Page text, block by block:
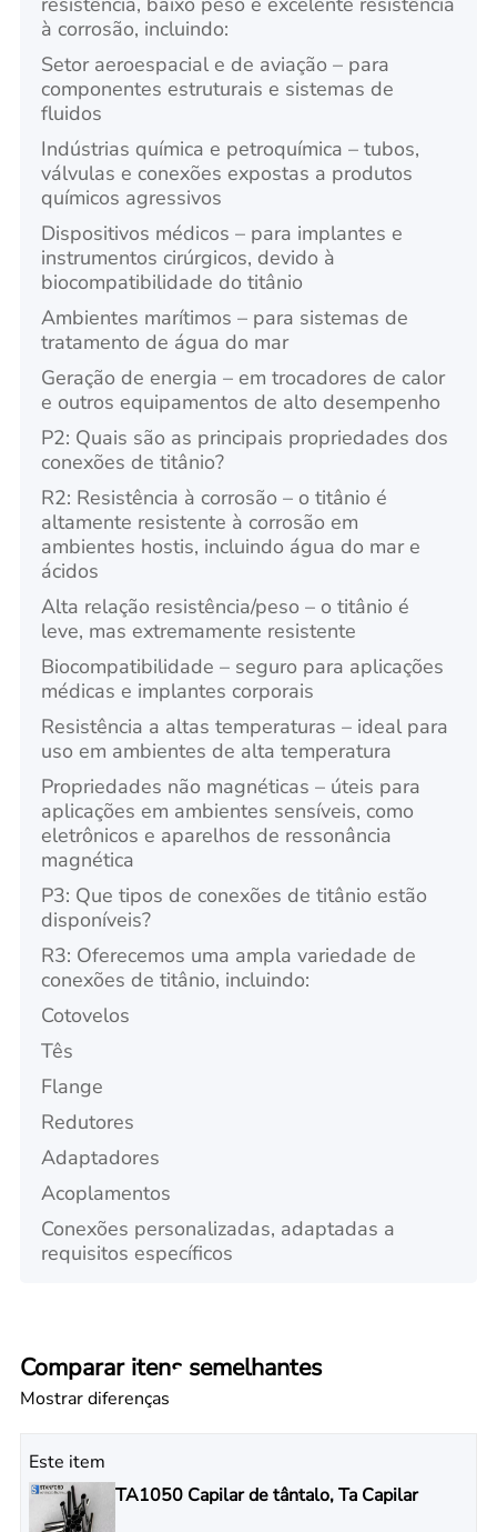
à corrosão, incluindo:
Setor aeroespacial e de aviação – para
componentes estruturais e sistemas de
fluidos
Indústrias química e petroquímica – tubos,
válvulas e conexões expostas a produtos
químicos agressivos
Dispositivos médicos – para implantes e
instrumentos cirúrgicos, devido à
biocompatibilidade do titânio
Ambientes marítimos – para sistemas de
tratamento de água do mar
Geração de energia – em trocadores de calor
e outros equipamentos de alto desempenho
P2: Quais são as principais propriedades dos
conexões de titânio?
R2: Resistência à corrosão – o titânio é
altamente resistente à corrosão em
ambientes hostis, incluindo água do mar e
ácidos
Alta relação resistência/peso – o titânio é
leve, mas extremamente resistente
Biocompatibilidade – seguro para aplicações
médicas e implantes corporais
Resistência a altas temperaturas – ideal para
uso em ambientes de alta temperatura
Propriedades não magnéticas – úteis para
aplicações em ambientes sensíveis, como
eletrônicos e aparelhos de ressonância
magnética
P3: Que tipos de conexões de titânio estão
disponíveis?
R3: Oferecemos uma ampla variedade de
conexões de titânio, incluindo:
Cotovelos
Tês
Flange
Redutores
Adaptadores
Acoplamentos
Conexões personalizadas, adaptadas a
requisitos específicos
Comparar itens semelhantes
Mostrar diferenças
Este item
TA1050 Capilar de tântalo, Ta Capilar